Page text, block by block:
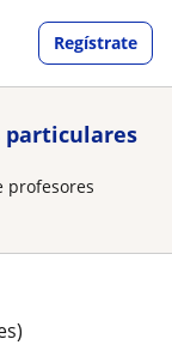
Regístrate
particulares
profesores